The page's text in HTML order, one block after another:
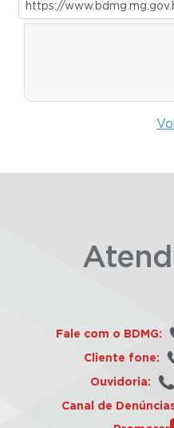
Fale com o BDMG:
Cliente fone:
Ouvidoria:
Canal de